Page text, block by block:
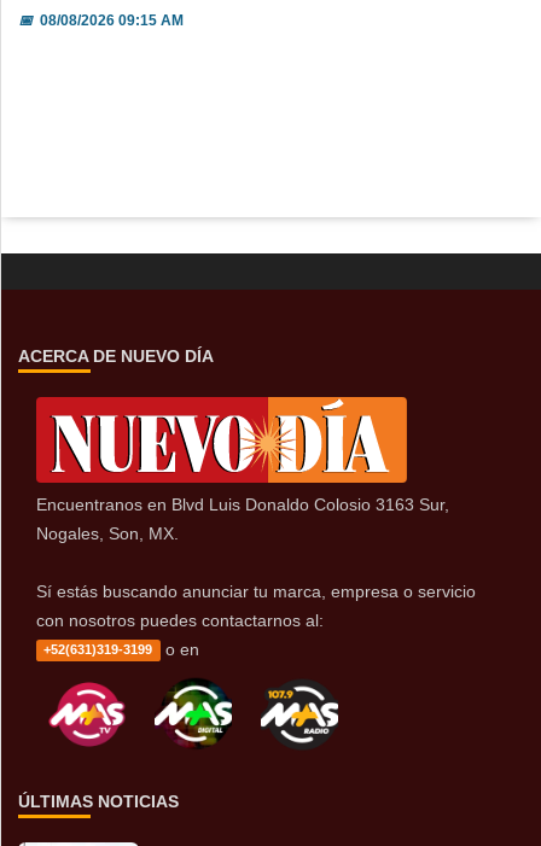
📅08/08/2026 09:15 AM
ACERCA DE NUEVO DÍA
Encuentranos en Blvd Luis Donaldo Colosio 3163 Sur,
Nogales, Son, MX.
Sí estás buscando anunciar tu marca, empresa o servicio
con nosotros puedes contactarnos al:
+52(631)319-3199 o en
ÚLTIMAS NOTICIAS